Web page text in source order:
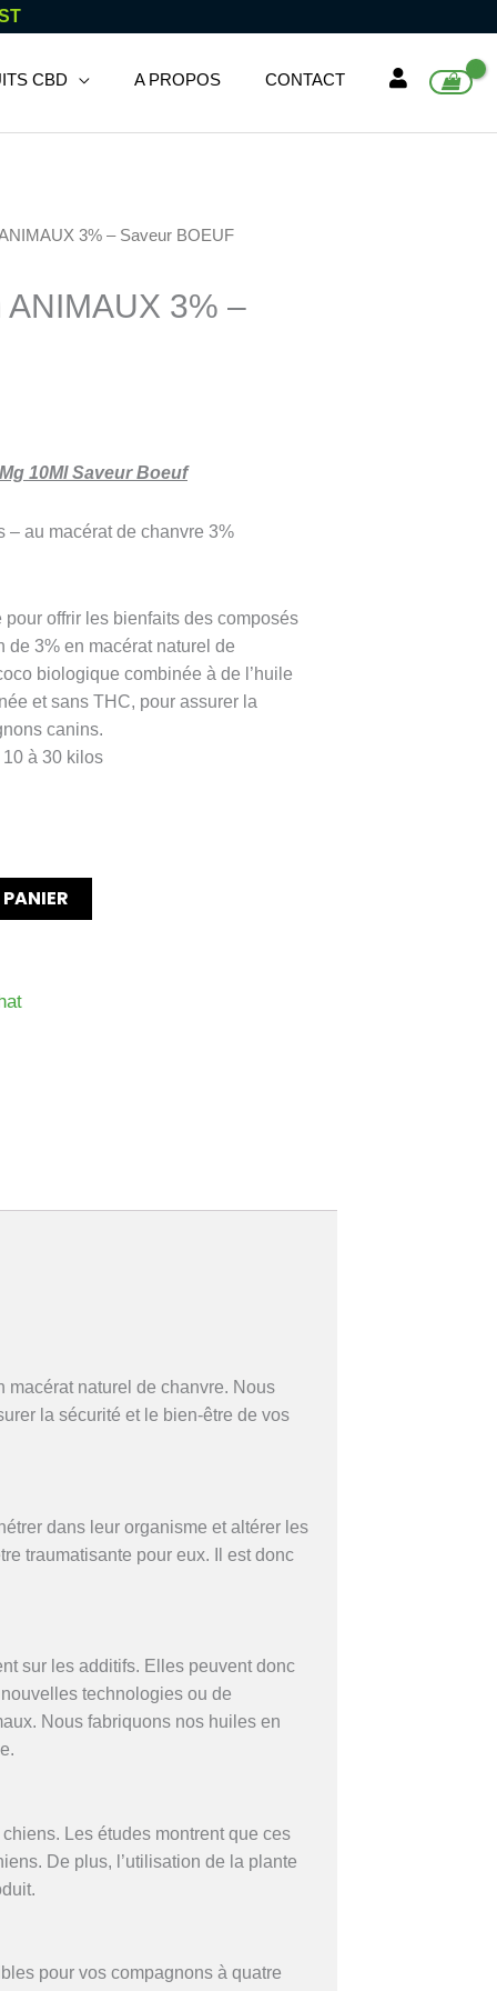
CBD A PROPOS CONTACT
3% – Saveur BOEUF
3% –
10Ml Saveur Boeuf
– au macérat de chanvre 3%
offrir les bienfaits des composés
de 3% en macérat naturel de
biologique combinée à de l’huile
et sans THC, pour assurer la
canins.
à 30 kilos
macérat naturel de chanvre. Nous
la sécurité et le bien-être de vos
dans leur organisme et altérer les
traumatisante pour eux. Il est donc
sur les additifs. Elles peuvent donc
technologies ou de
Nous fabriquons nos huiles en
Les études montrent que ces
De plus, l’utilisation de la plante
pour vos compagnons à quatre